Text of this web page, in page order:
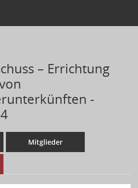
– Errichtung
-
Mitglieder